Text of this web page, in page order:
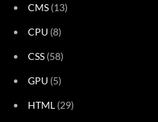
CMS (13)
CPU (8)
CSS (58)
GPU (5)
HTML (29)